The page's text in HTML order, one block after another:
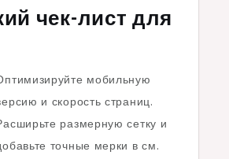
чек-лист для
мобильную
и скорость страниц.
размерную сетку и
точные мерки в см.